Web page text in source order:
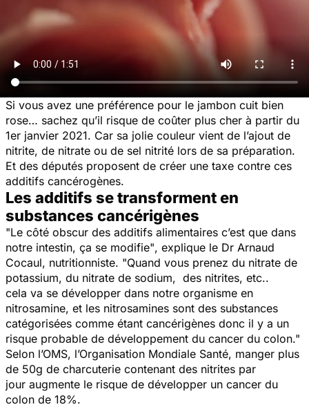
Si vous avez une préférence pour le jambon cuit bien
rose… sachez qu’il risque de coûter plus cher à partir du
1er janvier 2021. Car sa jolie couleur vient de l’ajout de
nitrite, de nitrate ou de sel nitrité lors de sa préparation.
Et des députés proposent de créer une taxe contre ces
additifs cancérogènes.
Les additifs se transforment en
substances cancérigènes
"Le côté obscur des additifs alimentaires c’est que dans
notre intestin, ça se modifie", explique le Dr Arnaud
Cocaul, nutritionniste. "Quand vous prenez du nitrate de
potassium, du nitrate de sodium, des nitrites, etc..
cela va se développer dans notre organisme en
nitrosamine, et les nitrosamines sont des substances
catégorisées comme étant cancérigènes donc il y a un
risque probable de développement du cancer du colon."
Selon l’OMS, l’Organisation Mondiale Santé, manger plus
de 50g de charcuterie contenant des nitrites par
jour augmente le risque de développer un cancer du
colon de 18%.